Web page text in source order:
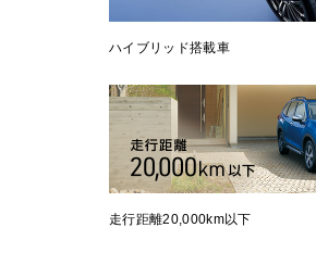
ハイブリッド搭載車
走行距離20,000km以下